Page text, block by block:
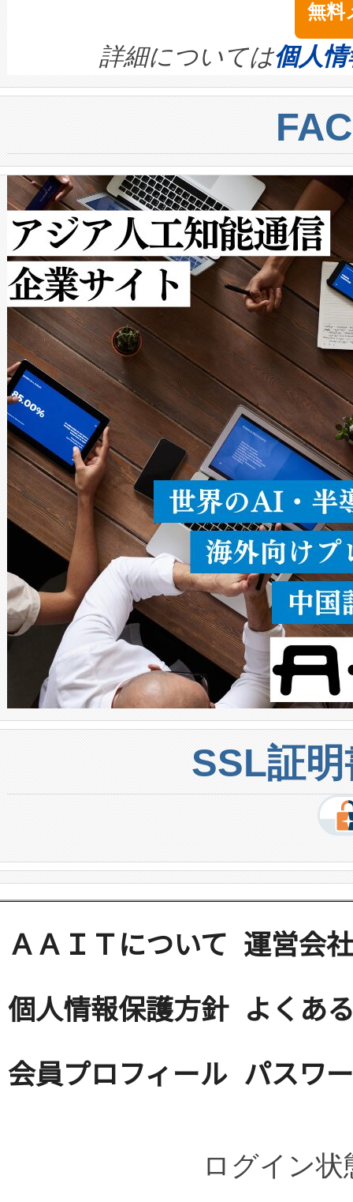
きます。この効率性は、フェ
ます。 Voltaiq provides a
quality and reliability for AI
BESS stack to ensure battery
centers. Voltaiqは、ai&のAI
からシステム統合、試運転、
クルの各段階のデータを監視
[…]
イズの小径化を実現すること
す。ノーマルモードでは、
ートル先まで検出でき、これ
トに対して約600メートルに
では、反射率10％のターゲッ
で向上し、最大検知距離は
ットだけで最大1キロメート
ルの変電所周囲を監視でき、
作業と点群処理を簡素化でき
Avia 2は、2種類のFOVオプシ
× 80°のノーマルモード、長
ードを切り替えて使用するこ
ることなく、単一のデバイス
うにします。遠距離まで届く
密度なスキャ […]
無料
詳細については個人
SSL証
ＡＡＩＴについて 運営会社
個人情報保護方針 よくあ
会員プロフィール パスワ
ログイン